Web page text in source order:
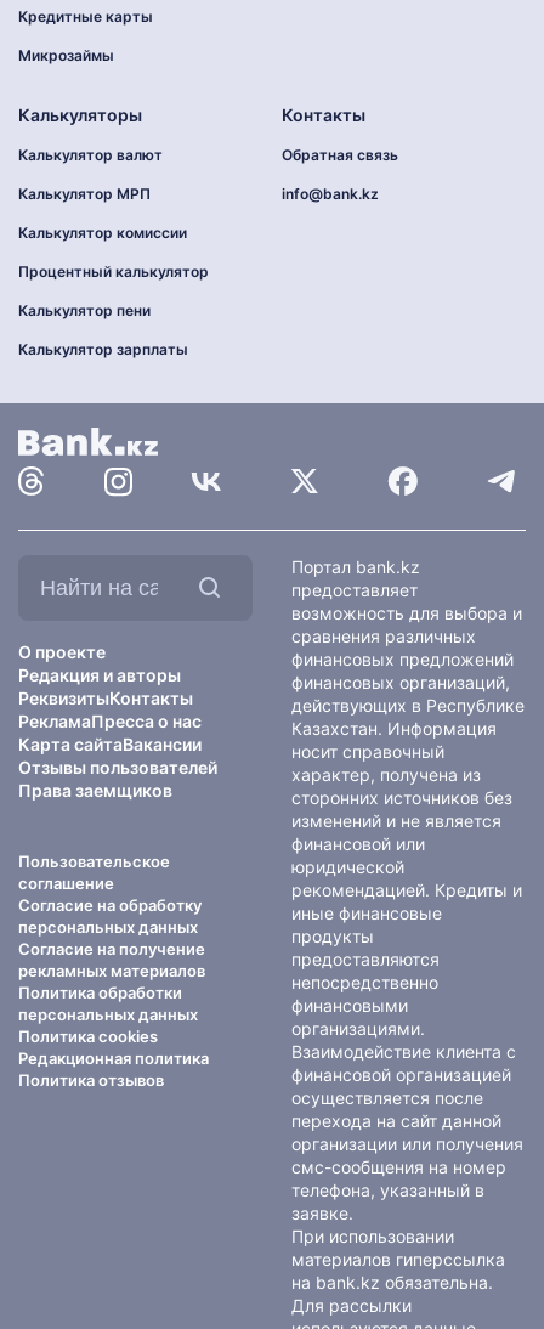
Кредитные карты
Микрозаймы
Калькуляторы
Калькулятор валют
Калькулятор МРП
Калькулятор комиссии
Процентный калькулятор
Калькулятор пени
Калькулятор зарплаты
Контакты
Обратная связь
info@bank.kz
О проекте
Редакция и авторы
РеквизитыКонтакты
РекламаПресса о нас
Карта сайтаВакансии
Отзывы пользователей
Права заемщиков
Пользовательское
соглашение
Согласие на обработку
персональных данных
Согласие на получение
рекламных материалов
Политика обработки
персональных данных
Политика cookies
Редакционная политика
Политика отзывов
Портал bank.kz
предоставляет
возможность для выбора и
сравнения различных
финансовых предложений
финансовых организаций,
действующих в Республике
Казахстан. Информация
носит справочный
характер, получена из
сторонних источников без
изменений и не является
финансовой или
юридической
рекомендацией. Кредиты и
иные финансовые
продукты
предоставляются
непосредственно
финансовыми
организациями.
Взаимодействие клиента с
финансовой организацией
осуществляется после
перехода на сайт данной
организации или получения
смс-сообщения на номер
телефона, указанный в
заявке.
При использовании
материалов гиперссылка
на bank.kz обязательна.
Для рассылки